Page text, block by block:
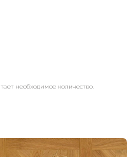
необходимое количество.